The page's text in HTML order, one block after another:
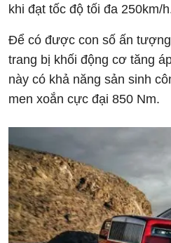
khi đạt tốc độ tối đa 250km/
Để có được con số ấn
trang bị khối động cơ tăng
này có khả năng sản sinh
men xoắn cực đại 850 Nm.